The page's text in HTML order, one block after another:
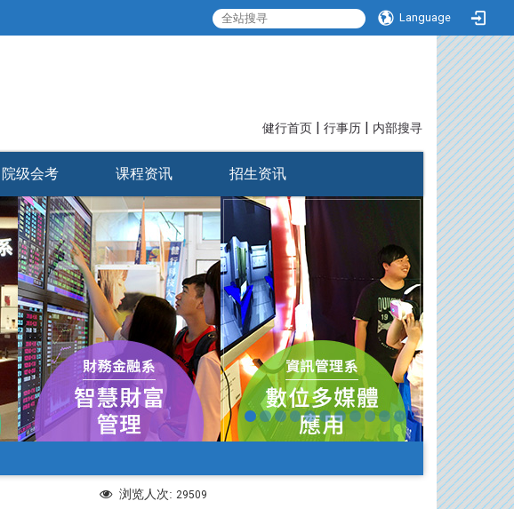
Language
健行首页 | 行事历 | 内部搜寻
院级会考 课程资讯 招生资讯
浏览人次: 29509